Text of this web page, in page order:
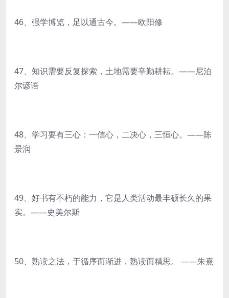
46、强学博览，足以通古今。——欧阳修
47、知识需要反复探索，土地需要辛勤耕耘。——尼泊
尔谚语
48、学习要有三心：一信心，二决心，三恒心。——陈
景润
49、好书有不朽的能力，它是人类活动最丰硕长久的果
实。——史美尔斯
50、熟读之法，于循序而渐进，熟读而精思。 ——朱熹